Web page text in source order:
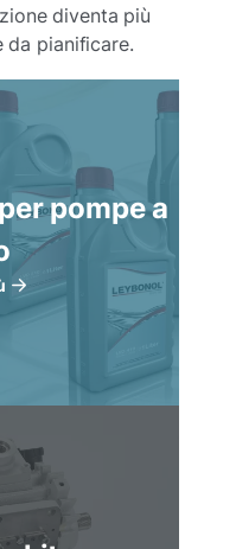
diventa più
da pianificare.
pompe a